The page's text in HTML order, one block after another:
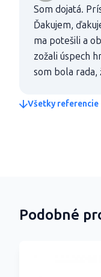
Som dojatá.
Ďakujem,
ma potešili a
zožali úspech
som bola rada,
Všetky referencie
Podobné